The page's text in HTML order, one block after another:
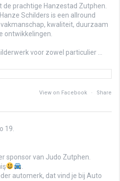
de prachtige Hanzestad Zutphen.
Schilders is een allround
kwaliteit, duurzaam
ontwikkelingen.
voor zowel particulier
View on Facebook · Share
19.
sponsor van Judo Zutphen.
automerk, dat vind je bij Auto